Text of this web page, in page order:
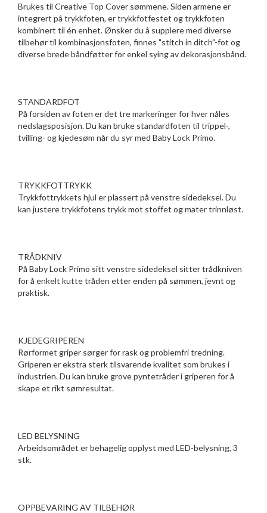
Brukes til Creative Top Cover sømmene. Siden armene er
integrert på trykkfoten, er trykkfotfestet og trykkfoten
kombinert til én enhet. Ønsker du å supplere med diverse
tilbehør til kombinasjonsfoten, finnes "stitch in ditch"-fot og
diverse brede båndføtter for enkel sying av dekorasjonsbånd.
STANDARDFOT
På forsiden av foten er det tre markeringer for hver nåles
nedslagsposisjon. Du kan bruke standardfoten til trippel-,
tvilling- og kjedesøm når du syr med Baby Lock Primo.
TRYKKFOTTRYKK
Trykkfottrykkets hjul er plassert på venstre sidedeksel. Du
kan justere trykkfotens trykk mot stoffet og mater trinnløst.
TRÅDKNIV
På Baby Lock Primo sitt venstre sidedeksel sitter trådkniven
for å enkelt kutte tråden etter enden på sømmen, jevnt og
praktisk.
KJEDEGRIPEREN
Rørformet griper sørger for rask og problemfri tredning.
Griperen er ekstra sterk tilsvarende kvalitet som brukes i
industrien. Du kan bruke grove pyntetråder i griperen for å
skape et rikt sømresultat.
LED BELYSNING
Arbeidsområdet er behagelig opplyst med LED-belysning, 3
stk.
OPPBEVARING AV TILBEHØR